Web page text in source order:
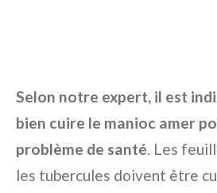
Selon notre expert, il est
bien cuire le manioc amer
problème de santé. Les
les tubercules doivent être